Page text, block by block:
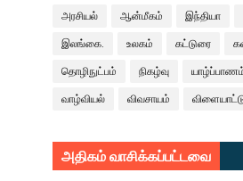
அரசியல் ஆன்மீகம் இந்தியா
இலங்கை. உலகம் கட்டுரை
தொழிநுட்பம் நிகழ்வு
வாழ்வியல் விவசாயம்
அதிகம் வாசிக்கப்பட்டவை